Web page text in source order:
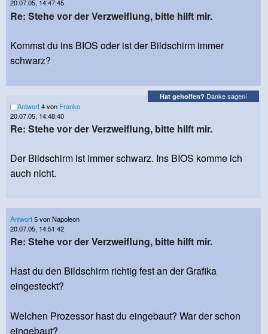
20.07.05, 14:47:45
Re: Stehe vor der Verzweiflung, bitte hilft mir.
Kommst du ins BIOS oder ist der Bildschirm immer
schwarz?
Hat geholfen? Danke sagen!
Antwort4 von Franko
20.07.05, 14:48:40
Re: Stehe vor der Verzweiflung, bitte hilft mir.
Der Bildschirm ist immer schwarz. Ins BIOS komme ich
auch nicht.
Antwort5 von Napoleon
20.07.05, 14:51:42
Re: Stehe vor der Verzweiflung, bitte hilft mir.
Hast du den Bildschirm richtig fest an der Grafika
eingesteckt?
Welchen Prozessor hast du eingebaut? War der schon
eingebaut?